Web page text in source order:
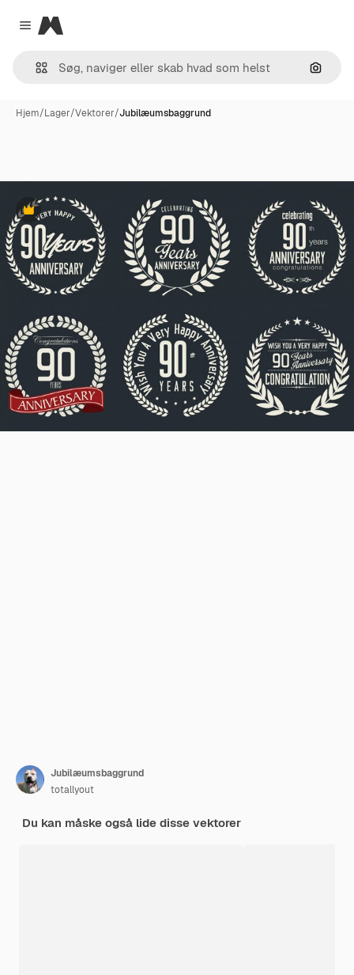
Close menu
Magnific
Søg
Hjem/Lager/Vektorer/Jubilæumsbaggrund
Præmie
Jubilæumsbaggrund
totallyout
Du kan måske også lide disse vektorer